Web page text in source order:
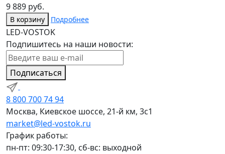
9 889 руб.
В корзину Подробнее
LED-VOSTOK
Подпишитесь на наши новости:
Подписаться
8 800 700 74 94
Москва, Киевское шоссе, 21-й км, 3с1
market@led-vostok.ru
График работы:
пн-пт: 09:30-17:30, сб-вс: выходной